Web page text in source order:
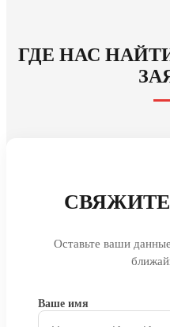
ГДЕ НАС
Оставьте ваши
Ваше имя